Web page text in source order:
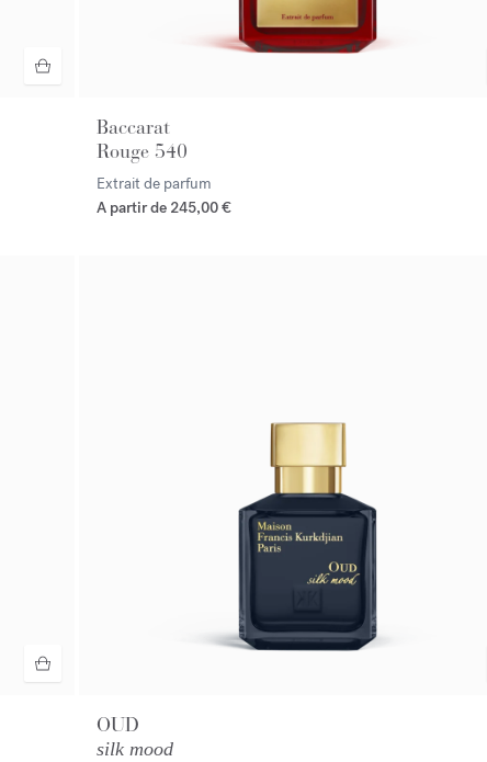
Baccarat
Rouge 540
Extrait de parfum
A partir de 245,00 €
OUD
silk mood